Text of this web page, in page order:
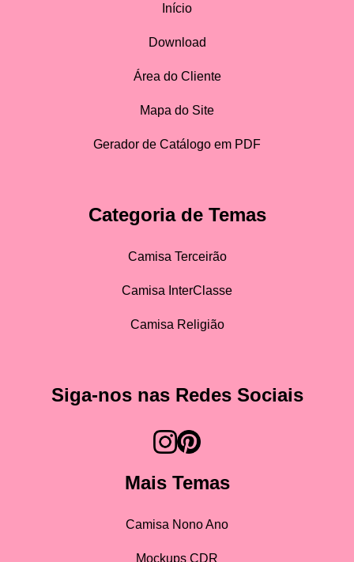
Início
Download
Área do Cliente
Mapa do Site
Gerador de Catálogo em PDF
Categoria de Temas
Camisa Terceirão
Camisa InterClasse
Camisa Religião
Siga-nos nas Redes Sociais
Mais Temas
Camisa Nono Ano
Mockups CDR